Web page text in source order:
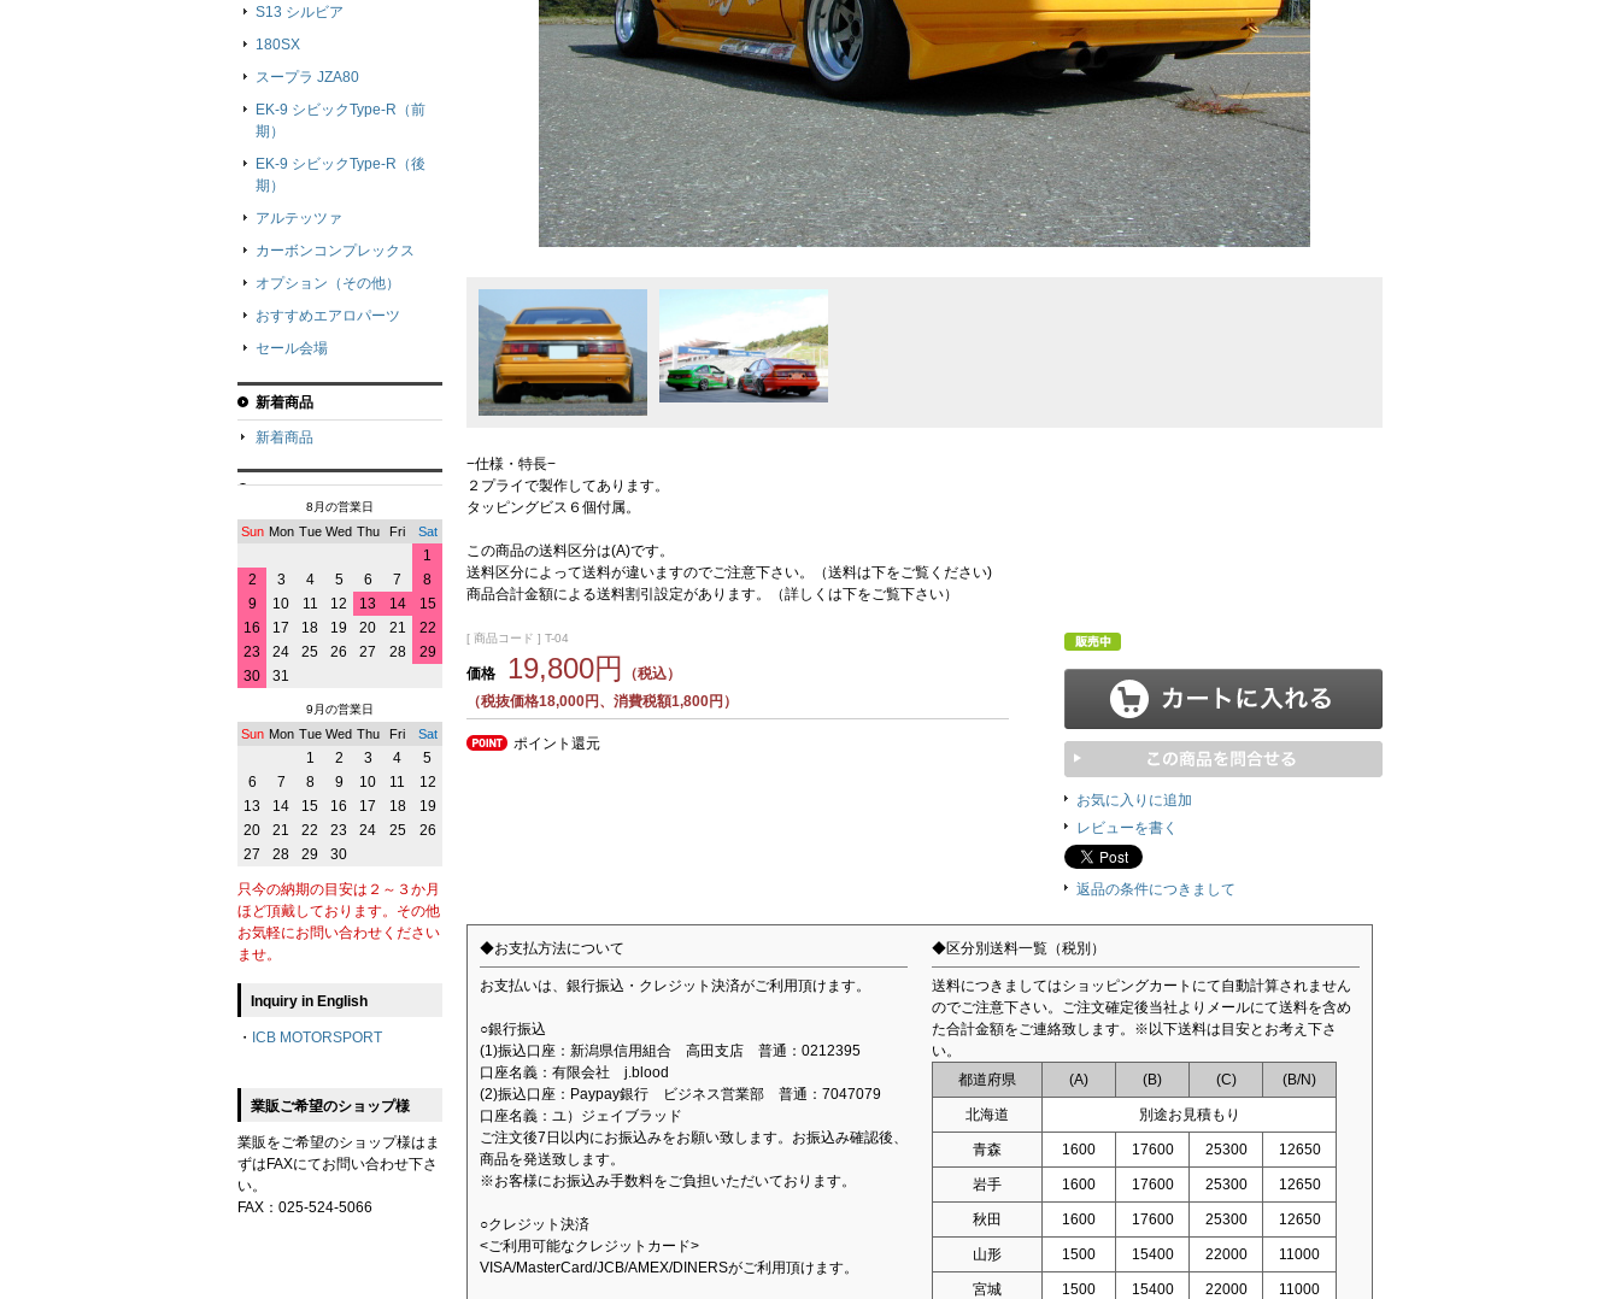
−仕様・特長−
２プライで製作してあります。
タッピングビス６個付属。
この商品の送料区分は(A)です。
送料区分によって送料が違いますのでご注意下さい。（送料は下をご覧ください)
商品合計金額による送料割引設定があります。（詳しくは下をご覧下さい）
[ 商品コード ] T-04
価格 19,800円
（税込）
（税抜価格18,000円、消費税額1,800円）
ポイント還元
お気に入りに追加
レビューを書く
返品の条件につきまして
◆お支払方法について
お支払いは、銀行振込・クレジット決済がご利用頂けます。
○銀行振込
(1)振込口座：新潟県信用組合 高田支店 普通：0212395
口座名義：有限会社 j.blood
(2)振込口座：Paypay銀行 ビジネス営業部 普通：7047079
口座名義：ユ）ジェイブラッド
ご注文後7日以内にお振込みをお願い致します。お振込み確認後、
商品を発送致します。
※お客様にお振込み手数料をご負担いただいております。
○クレジット決済
<ご利用可能なクレジットカード>
VISA/MasterCard/JCB/AMEX/DINERSがご利用頂けます。
◆区分別送料一覧（税別）
送料につきましてはショッピングカートにて自動計算されません
のでご注意下さい。ご注文確定後当社よりメールにて送料を含め
た合計金額をご連絡致します。※以下送料は目安とお考え下さ
い。
都道府県
(A) (B) (C) (B/N)
北海道 別途お見積もり
青森 1600 17600 25300 12650
岩手 1600 17600 25300 12650
秋田 1600 17600 25300 12650
山形 1500 15400 22000 11000
宮城 1500 15400 22000 11000
S13 シルビア
180SX
スープラ JZA80
EK-9 シビックType-R（前
期）
EK-9 シビックType-R（後
期）
アルテッツァ
カーボンコンプレックス
オプション（その他）
おすすめエアロパーツ
セール会場
新着商品
新着商品
8月の営業日
Sun Mon Tue Wed Thu Fri Sat
1
2
3 4 5 6 7
8
9
10 11 12 13 14
15
16
17 18 19 20 21
22
23
24 25 26 27 28
29
30
31
9月の営業日
Sun Mon Tue Wed Thu Fri Sat
1 2 3 4
5
6
7 8 9 10 11
12
13
14 15 16 17 18
19
20
21 22 23 24 25
26
27
28 29 30
只今の納期の目安は２～３か月
ほど頂戴しております。その他
お気軽にお問い合わせください
ませ。
Inquiry in English
・ ICB MOTORSPORT
業販ご希望のショップ様
業販をご希望のショップ様はま
ずはFAXにてお問い合わせ下さ
い。
FAX：025-524-5066